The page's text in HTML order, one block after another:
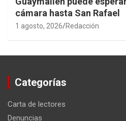
cámara hasta San Rafael
1 agosto, 2026 Redacción
Categorías
Carta de lectores
Denuncias